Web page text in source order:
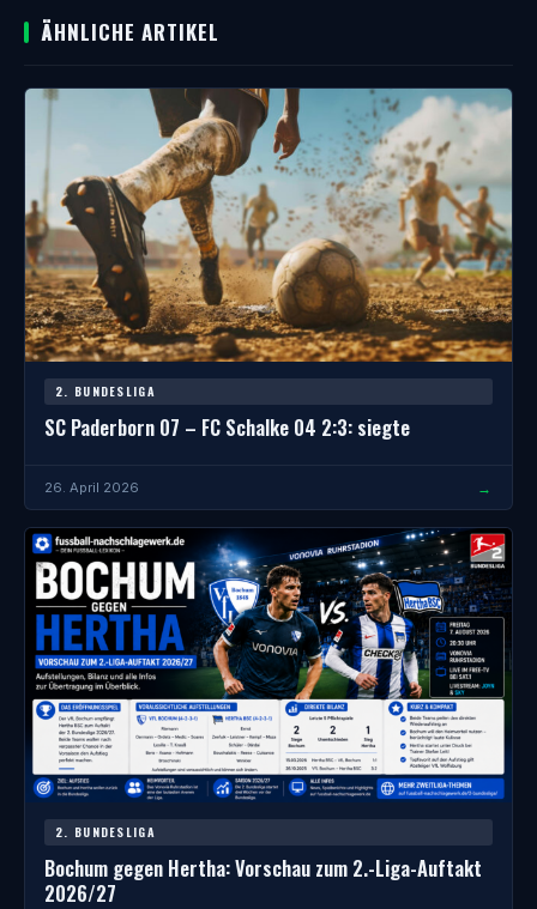
ÄHNLICHE ARTIKEL
2. BUNDESLIGA
SC Paderborn 07 – FC Schalke 04 2:3: siegte
26. April 2026 →
2. BUNDESLIGA
Bochum gegen Hertha: Vorschau zum 2.-Liga-Auftakt
2026/27